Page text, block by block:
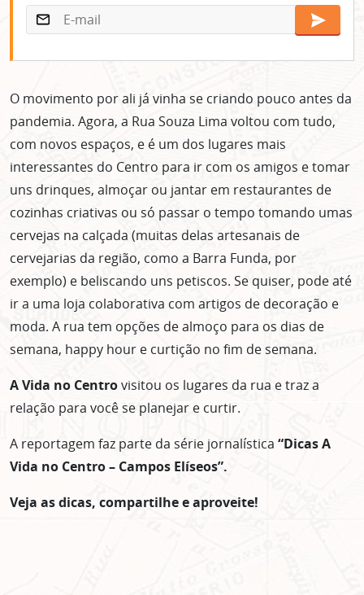
O movimento por ali já vinha se criando pouco antes da
pandemia. Agora, a Rua Souza Lima voltou com tudo,
com novos espaços, e é um dos lugares mais
interessantes do Centro para ir com os amigos e tomar
uns drinques, almoçar ou jantar em restaurantes de
cozinhas criativas ou só passar o tempo tomando umas
cervejas na calçada (muitas delas artesanais de
cervejarias da região, como a Barra Funda, por
exemplo) e beliscando uns petiscos. Se quiser, pode até
ir a uma loja colaborativa com artigos de decoração e
moda. A rua tem opções de almoço para os dias de
semana, happy hour e curtição no fim de semana.
A Vida no Centrovisitou os lugares da rua e traz a
relação para você se planejar e curtir.
A reportagem faz parte da série jornalística “Dicas A
Vida no Centro – Campos Elíseos”.
Veja as dicas, compartilhe e aproveite!